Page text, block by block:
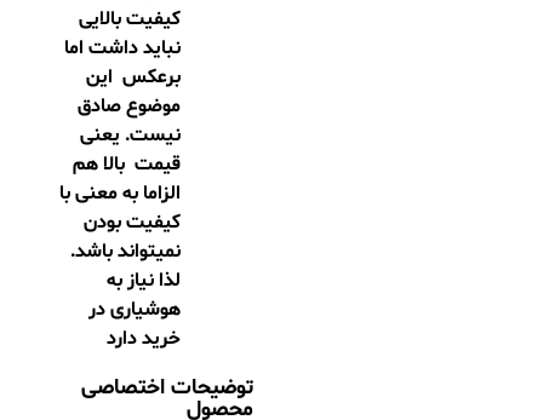
کیفیت بالایی
نباید داشت اما
برعکس این
موضوع صادق
نیست. یعنی
قیمت بالا هم
الزاما به معنی با
کیفیت بودن
نمیتواند باشد.
لذا نیاز به
هوشیاری در
خرید دارد
توضیحات اختصاصی
محصول